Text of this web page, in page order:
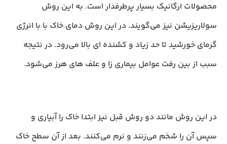
محصولات ارگانیک بسیار پرطرفدار است. به این روش
سولاریزیشن نیز می‌گویند. در این روش دمای خاک با با انرژی
گرمای خورشید تا حد زیاد و کشنده ای بالا می‌رود. در نتیجه
سبب از بین رفت عوامل بیماری زا و علف های هرز می‌شود.
در این روش مانند دو روش قبل نیز ابتدا خاک را آبیاری و
سپس آن را شخم می‌زنند و نرم می‌کنند. بعد از آن سطح خاک